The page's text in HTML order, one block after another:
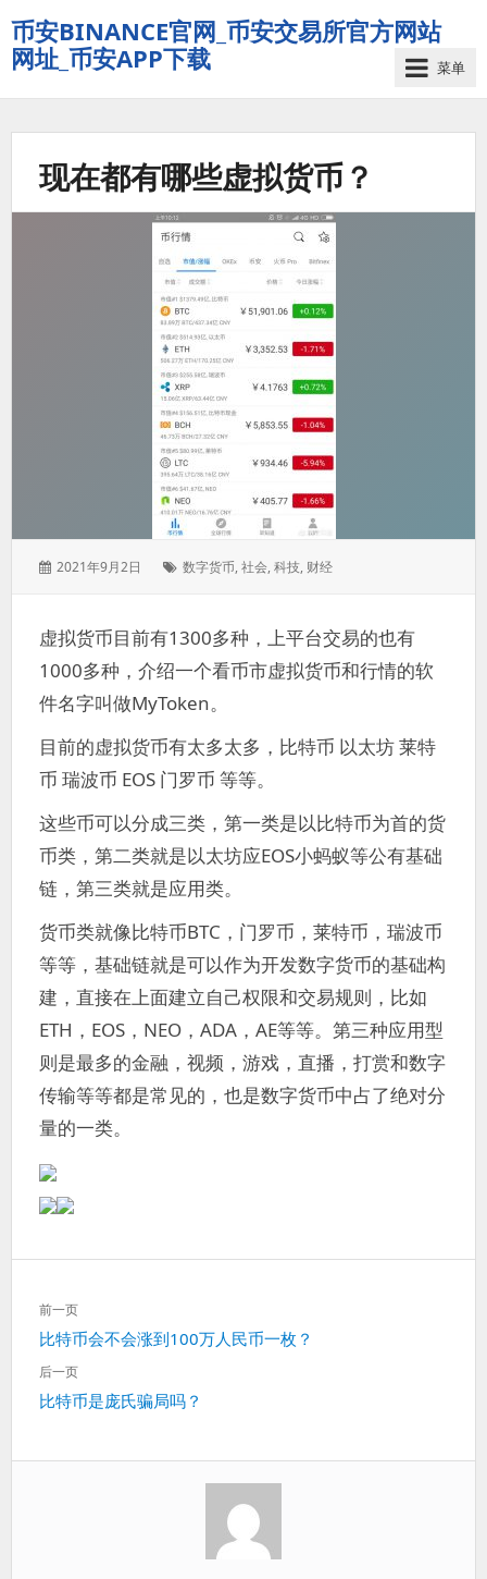
币安BINANCE官网_币安交易所官方网站
网址_币安APP下载
菜单
现在都有哪些虚拟货币？
发
2021年9月2日
标
数字货币,社会,科技, 财经
虚拟货币目前有1300多种，上平台交易的也有
1000多种，介绍一个看币市虚拟货币和行情的软
件名字叫做MyToken。
目前的虚拟货币有太多太多，比特币 以太坊 莱特
币 瑞波币 EOS 门罗币 等等。
这些币可以分成三类，第一类是以比特币为首的货
币类，第二类就是以太坊应EOS小蚂蚁等公有基础
链，第三类就是应用类。
货币类就像比特币BTC，门罗币，莱特币，瑞波币
等等，基础链就是可以作为开发数字货币的基础构
建，直接在上面建立自己权限和交易规则，比如
ETH，EOS，NEO，ADA，AE等等。第三种应用型
则是最多的金融，视频，游戏，直播，打赏和数字
传输等等都是常见的，也是数字货币中占了绝对分
量的一类。
文
章
导
航
前一页
上
一
比特币会不会涨到100万人民币一枚？
后一页
下
比特币是庞氏骗局吗？